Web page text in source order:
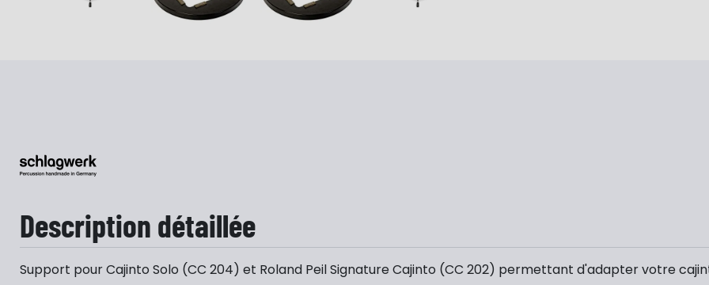
Description détaillée
Support pour Cajinto Solo (CC 204) et Roland Peil Signature Cajinto (CC 202) permettant d'adapter votre